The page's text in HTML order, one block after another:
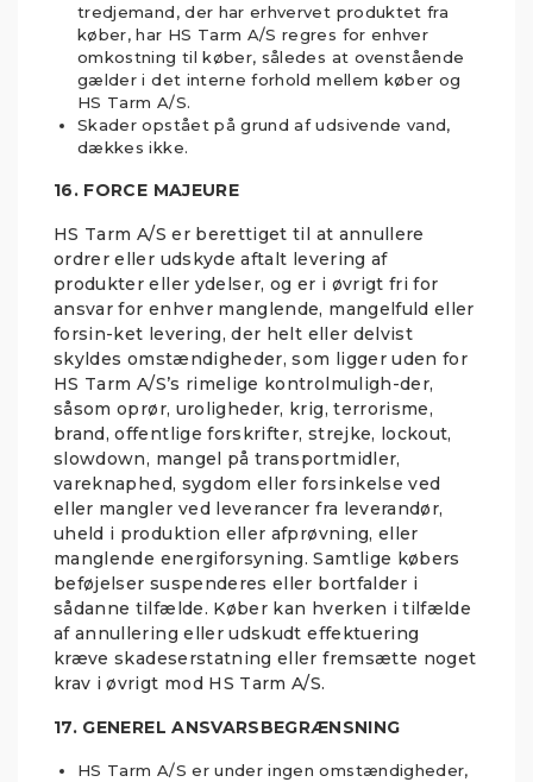
tredjemand, der har erhvervet produktet fra
køber, har HS Tarm A/S regres for enhver
omkostning til køber, således at ovenstående
gælder i det interne forhold mellem køber og
HS Tarm A/S.
Skader opstået på grund af udsivende vand,
dækkes ikke.
16. FORCE MAJEURE
HS Tarm A/S er berettiget til at annullere
ordrer eller udskyde aftalt levering af
produkter eller ydelser, og er i øvrigt fri for
ansvar for enhver manglende, mangelfuld eller
forsin-ket levering, der helt eller delvist
skyldes omstændigheder, som ligger uden for
HS Tarm A/S’s rimelige kontrolmuligh-der,
såsom oprør, uroligheder, krig, terrorisme,
brand, offentlige forskrifter, strejke, lockout,
slowdown, mangel på transportmidler,
vareknaphed, sygdom eller forsinkelse ved
eller mangler ved leverancer fra leverandør,
uheld i produktion eller afprøvning, eller
manglende energiforsyning. Samtlige købers
beføjelser suspenderes eller bortfalder i
sådanne tilfælde. Køber kan hverken i tilfælde
af annullering eller udskudt effektuering
kræve skadeserstatning eller fremsætte noget
krav i øvrigt mod HS Tarm A/S.
17. GENEREL ANSVARSBEGRÆNSNING
HS Tarm A/S er under ingen omstændigheder,